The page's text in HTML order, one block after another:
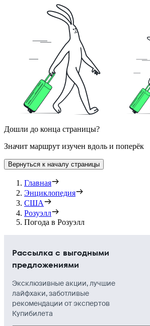
Дошли до конца страницы?
Значит маршрут изучен вдоль и поперёк
Вернуться к началу страницы
Главная
Энциклопедия
США
Розуэлл
Погода в Розуэлл
Рассылка с выгодными
предложениями
Эксклюзивные акции, лучшие
лайфхаки, заботливые
рекомендации от экспертов
Купибилета